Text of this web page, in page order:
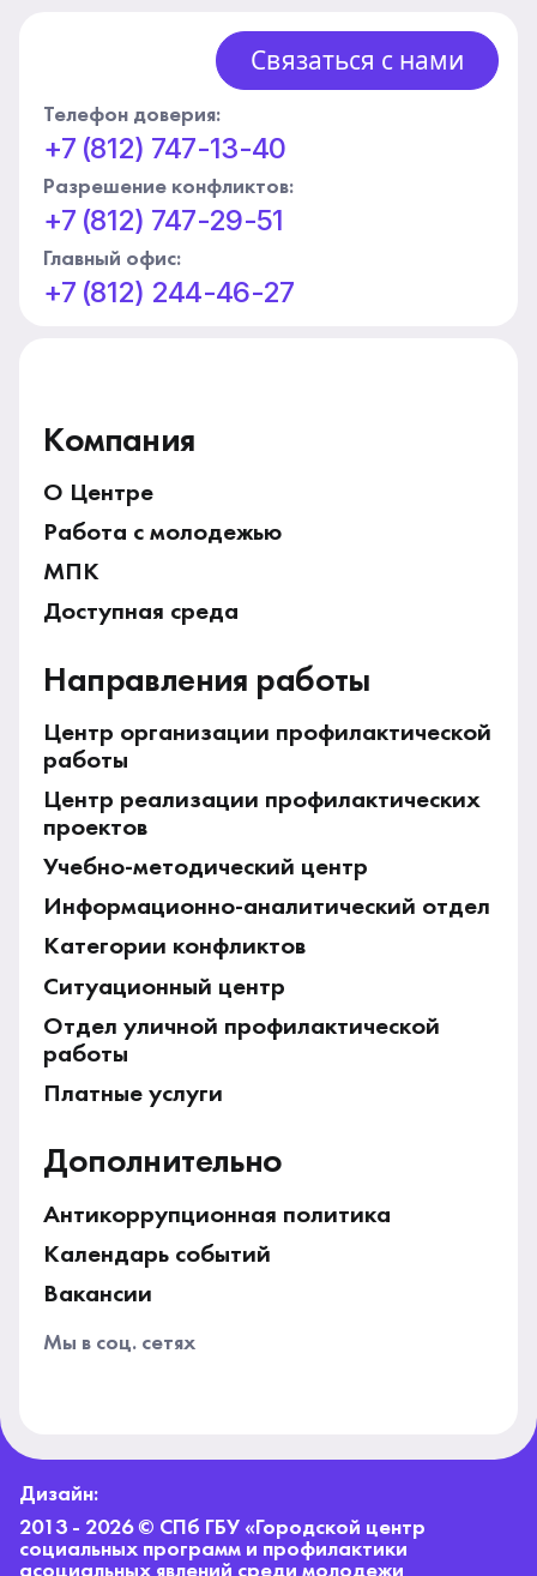
Связаться с нами
Телефон доверия:
+7 (812) 747-13-40
Разрешение конфликтов:
+7 (812) 747-29-51
Главный офис:
+7 (812) 244-46-27
Компания
О Центре
Работа с молодежью
МПК
Доступная среда
Направления работы
Центр организации профилактической
работы
Центр реализации профилактических
проектов
Учебно-методический центр
Информационно-аналитический отдел
Категории конфликтов
Ситуационный центр
Отдел уличной профилактической
работы
Платные услуги
Дополнительно
Антикоррупционная политика
Календарь событий
Вакансии
Мы в соц. сетях
Дизайн:
2013 - 2026 © СПб ГБУ «Городской центр
социальных программ и профилактики
асоциальных явлений среди молодежи